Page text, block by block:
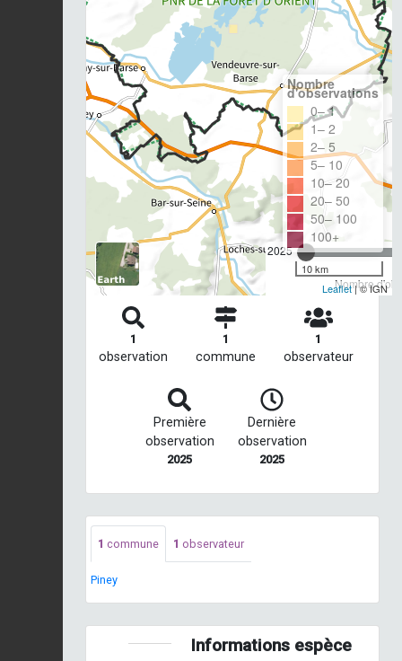
2025
Nombre
Nombre
d'observations
0– 1
1– 2
2– 5
5– 10
10– 20
20– 50
50– 100
100+
10 km
Leaflet| © IGN
1
observation
1
commune
1
observateur
Première
observation
2025
Dernière
observation
2025
1 commune 1 observateur
Piney
Informations espèce